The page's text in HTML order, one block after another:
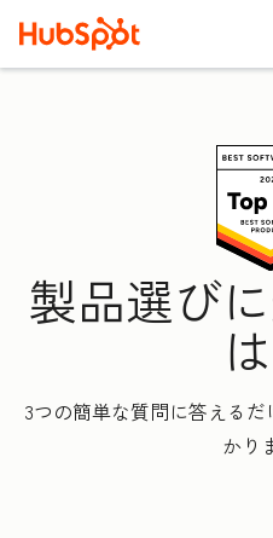
製品選び
3つの簡単な質問に答える
かり